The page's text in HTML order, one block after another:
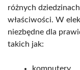
różnych
właściwości. W
niezbędne dla
takich jak:
komputery,